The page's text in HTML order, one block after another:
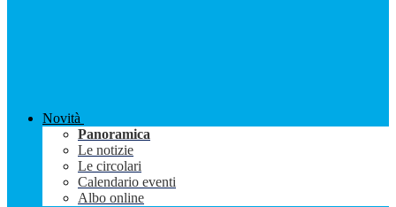
Novità
Panoramica
Le notizie
Le circolari
Calendario eventi
Albo online